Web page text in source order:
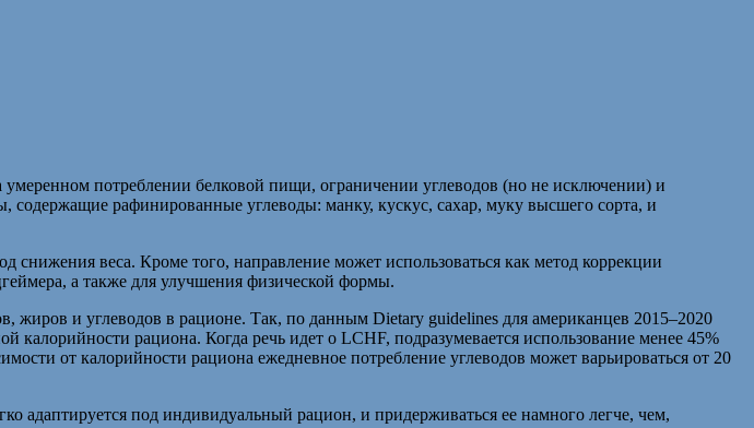
потреблении белковой пищи, ограничении углеводов (но не исключении) и
рафинированные углеводы: манку, кускус, сахар, муку высшего сорта, и
веса. Кроме того, направление может использоваться как метод коррекции
а также для улучшения физической формы.
жиров и углеводов в рационе. Так, по данным Dietary guidelines для американцев 2015–2020
калорийности рациона. Когда речь идет о LCHF, подразумевается использование менее 45%
от калорийности рациона ежедневное потребление углеводов может варьироваться от 20
адаптируется под индивидуальный рацион, и придерживаться ее намного легче, чем,